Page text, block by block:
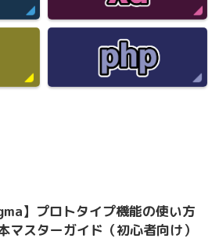
】プロトタイプ機能の使い方
マスターガイド（初心者向け）